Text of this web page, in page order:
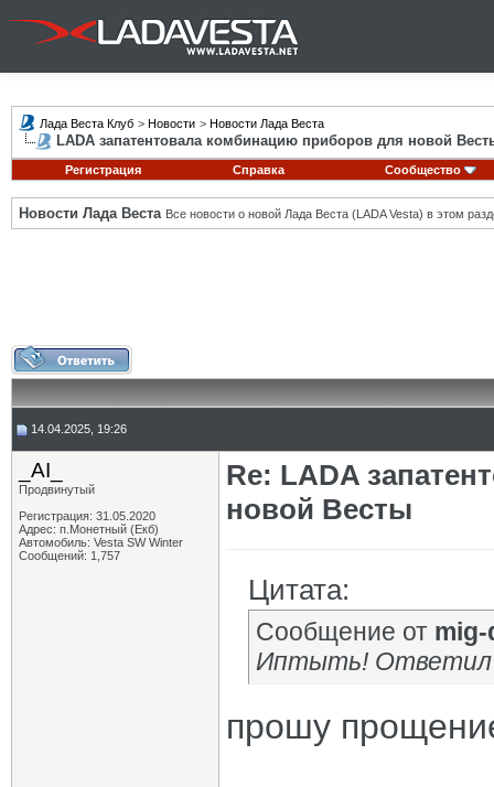
Лада Веста Клуб > Новости > Новости Лада Веста
LADA запатентовала комбинацию приборов для новой
Регистрация Справка Сообщество
Новости Лада Веста Все новости о новой Лада Веста (LADA Vesta) в этом
14.04.2025, 19:26
_AI_
Продвинутый
Регистрация: 31.05.2020
Адрес: п.Монетный (Екб)
Автомобиль: Vesta SW Winter
Сообщений: 1,757
Re: LADA
новой Весты
Цитата:
Сообщение от
Иптыть! Ответил
прошу